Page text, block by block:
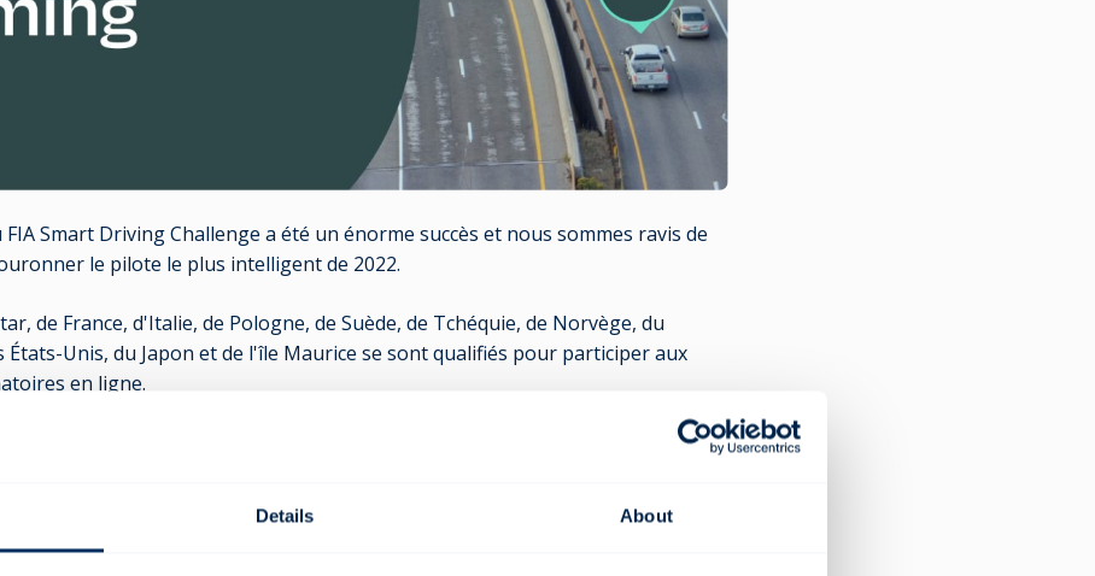
Details About
FIA Smart Driving Challenge a été un énorme succès et nous sommes ravis de
le pilote le plus intelligent de 2022.
de France, d'Italie, de Pologne, de Suède, de Tchéquie, de Norvège, du
États-Unis, du Japon et de l'île Maurice se sont qualifiés pour participer aux
en ligne.
pilotes de chaque manche, ainsi que les plus performants en matière d'éco-
ligne se dérouleront du 15 novembre à 00:00:00 (UTC) au 23 novembre à